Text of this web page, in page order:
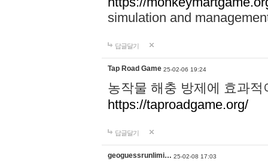
simulation and
답글달기
Tap Road Game 25-02-06 19:24
농작물 해충 방제에 효과
https://taproadgame.org/
답글달기
geoguessrunlimi… 25-02-08 17:03